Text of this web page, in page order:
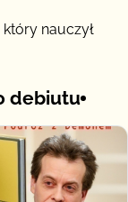
nauczył
debiutu